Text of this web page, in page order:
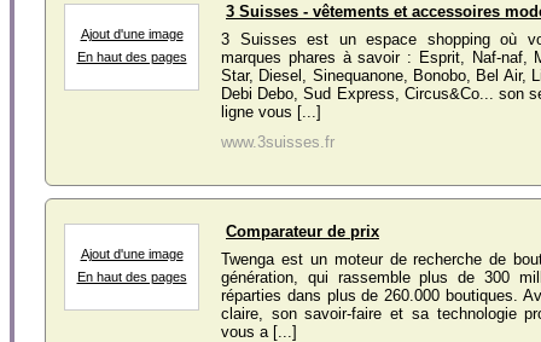
Ajout d'une image
En haut des pages
3 Suisses - vêtements et accessoires
3 Suisses est un espace shopping où
marques phares à savoir : Esprit, Naf-naf,
Star, Diesel, Sinequanone, Bonobo, Bel Air,
Debi Debo, Sud Express, Circus&Co... son
ligne vous [...]
www.3suisses.fr
Ajout d'une image
En haut des pages
Comparateur de prix
Twenga est un moteur de recherche de
génération, qui rassemble plus de 300
réparties dans plus de 260.000 boutiques.
claire, son savoir-faire et sa technologie
vous a [...]